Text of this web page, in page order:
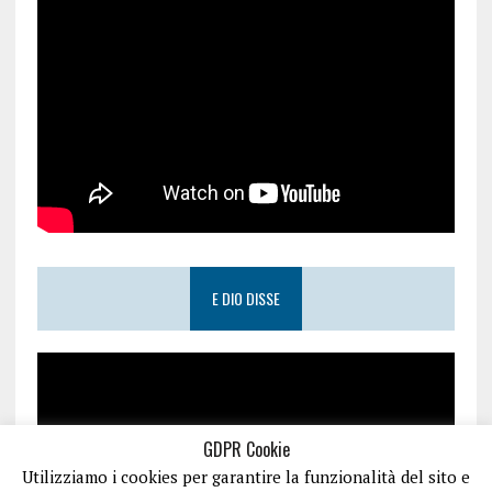
E DIO DISSE
GDPR Cookie
Utilizziamo i cookies per garantire la funzionalità del sito e